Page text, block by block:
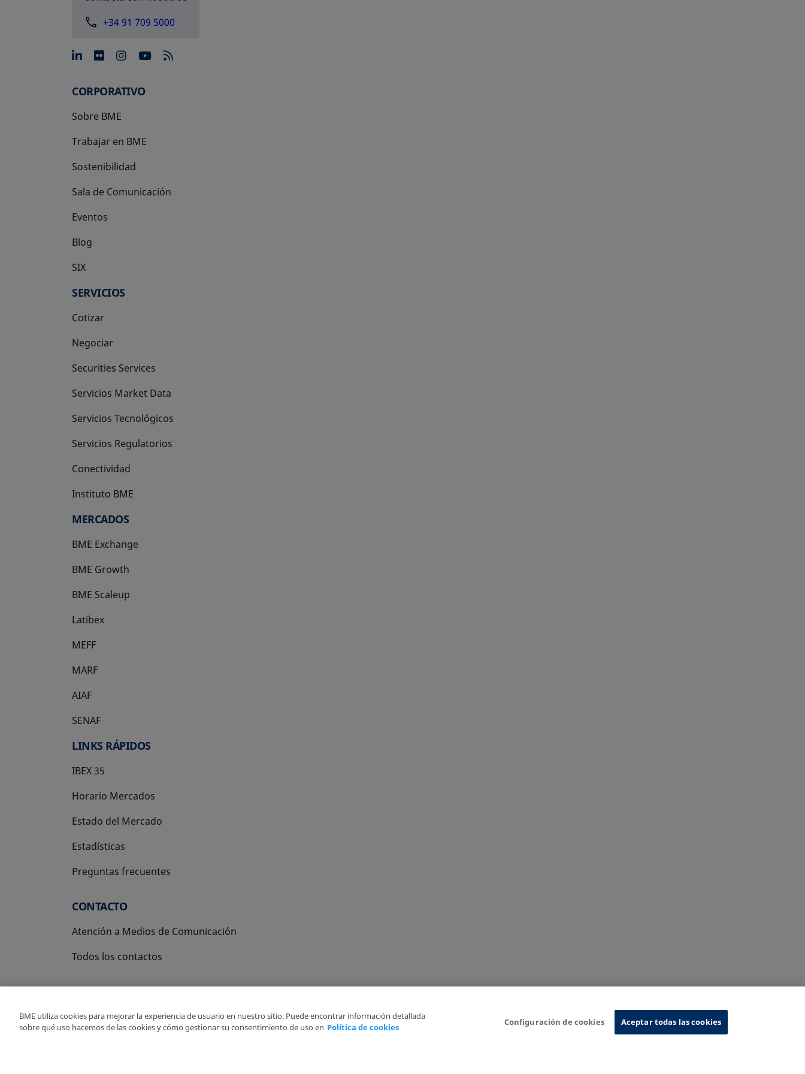
+34 91 709 5000
se abre en una pestaña nueva
se abre en una pestaña nueva
se abre en una pestaña nueva
se abre en una pestaña nueva
CORPORATIVO
Sobre BME
Trabajar en BME
Sostenibilidad
Sala de Comunicación
Eventos
Blog
SIX
se abre en una pestaña nueva
SERVICIOS
Cotizar
Negociar
Securities Services
Servicios Market Data
Servicios Tecnológicos
Servicios Regulatorios
Conectividad
Instituto BME
se abre en una pestaña nueva
MERCADOS
BME Exchange
BME Growth
se abre en una pestaña nueva
BME Scaleup
se abre en una pestaña nueva
Latibex
se abre en una pestaña nueva
MEFF
se abre en una pestaña nueva
MARF
AIAF
SENAF
LINKS RÁPIDOS
IBEX 35
Horario Mercados
Estado del Mercado
Estadísticas
Preguntas frecuentes
CONTACTO
Atención a Medios de Comunicación
Todos los contactos
Copyright Ⓒ BME 2026 Sistema de Información
BME utiliza cookies para mejorar la experiencia de usuario en nuestro sitio. Puede encontrar información detallada
sobre qué uso hacemos de las cookies y cómo gestionar su consentimiento de uso en Política de cookies
Configuración de cookies Aceptar todas las cookies